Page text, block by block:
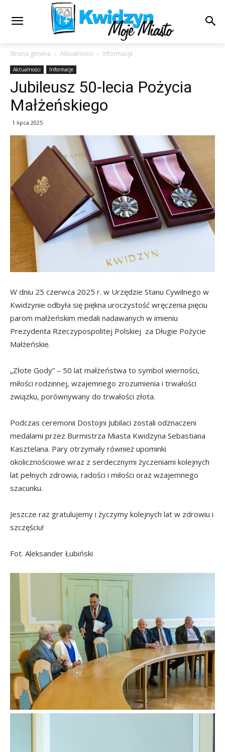
Strona główna Aktualności Informacje
Aktualności Informacje
Jubileusz 50-lecia Pożycia
Małżeńskiego
1 lipca 2025
W dniu 25 czerwca 2025 r. w Urzędzie Stanu Cywilnego w
Kwidzynie odbyła się piękna uroczystość wręczenia pięciu
parom małżeńskim medali nadawanych w imieniu
Prezydenta Rzeczypospolitej Polskiej za Długie Pożycie
Małżeńskie.
„Złote Gody” – 50 lat małżeństwa to symbol wierności,
miłości rodzinnej, wzajemnego zrozumienia i trwałości
związku, porównywany do trwałości złota.
Podczas ceremonii Dostojni Jubilaci zostali odznaczeni
medalami przez Burmistrza Miasta Kwidzyna Sebastiana
Kasztelana. Pary otrzymały również upominki
okolicznościowe wraz z serdecznymi życzeniami kolejnych
lat pełnych zdrowia, radości i miłości oraz wzajemnego
szacunku.
Jeszcze raz gratulujemy i życzymy kolejnych lat w zdrowiu i
szczęściu!
Fot. Aleksander Łubiński